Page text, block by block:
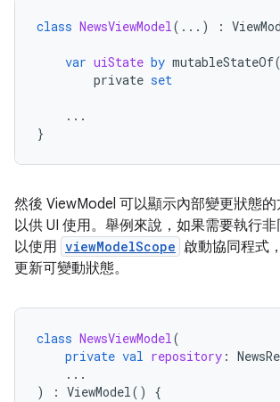
class NewsViewModel(...) :
var uiState by mutableStateOf(
private set
...
}
然後 ViewModel 可以顯示內部變更狀態
以供 UI 使用。舉例來說，如果需要執行
以使用 viewModelScope 啟動協同程式
更新可變動狀態。
class NewsViewModel(
private val repository :
...
)
: ViewModel() {